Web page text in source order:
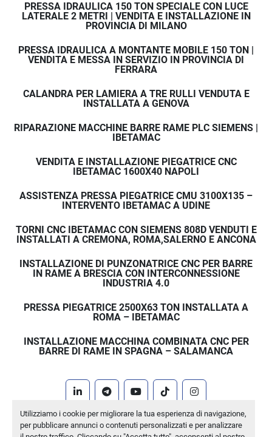
Utilizziamo i cookie per migliorare la tua esperienza di navigazione,
per pubblicare annunci o contenuti personalizzati e per analizzare
PRESSA IDRAULICA 150 TON SPECIALE CON LUCE
LATERALE 2 METRI | VENDITA E INSTALLAZIONE IN
PROVINCIA DI MILANO
PRESSA IDRAULICA A MONTANTE MOBILE 150 TON |
VENDITA E MESSA IN SERVIZIO IN PROVINCIA DI
FERRARA
CALANDRA PER LAMIERA A TRE RULLI VENDUTA E
INSTALLATA A GENOVA
RIPARAZIONE MACCHINE BARRE RAME PLC SIEMENS |
IBETAMAC
VENDITA E INSTALLAZIONE PIEGATRICE CNC
IBETAMAC 1600X40 NAPOLI
ASSISTENZA PRESSA PIEGATRICE CMU 3100X135 –
INTERVENTO IBETAMAC A UDINE
TORNI CNC IBETAMAC CON SIEMENS 808D VENDUTI E
INSTALLATI A CREMONA, ROMA,SALERNO E ANCONA
INSTALLAZIONE DI PUNZONATRICE CNC PER BARRE
IN RAME A BRESCIA CON INTERCONNESSIONE
INDUSTRIA 4.0
PRESSA PIEGATRICE 2500X63 TON INSTALLATA A
ROMA – IBETAMAC
INSTALLAZIONE MACCHINA COMBINATA CNC PER
BARRE DI RAME IN SPAGNA – SALAMANCA
linkedintelegramyoutubetiktok
instagram
Machinio Systemsito web diMachinio